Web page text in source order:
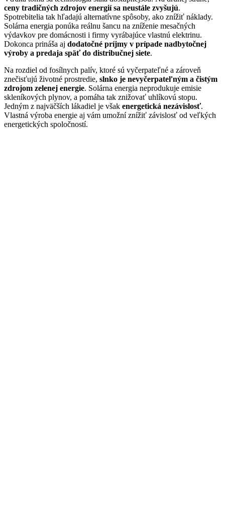
ceny tradičných zdrojov energií sa neustále zvyšujú.
Spotrebitelia tak hľadajú alternatívne spôsoby, ako znížiť náklady.
Solárna energia ponúka reálnu šancu na zníženie mesačných
výdavkov pre domácnosti i firmy vyrábajúce vlastnú elektrinu.
Dokonca prináša aj dodatočné príjmy v prípade nadbytočnej
výroby a predaja späť do distribučnej siete.
Na rozdiel od fosílnych palív, ktoré sú vyčerpateľné a zároveň
znečisťujú životné prostredie, slnko je nevyčerpateľným a čistým
zdrojom zelenej energie. Solárna energia neprodukuje emisie
skleníkových plynov, a pomáha tak znižovať uhlíkovú stopu.
Jedným z najväčších lákadiel je však energetická nezávislosť.
Vlastná výroba energie aj vám umožní znížiť závislosť od veľkých
energetických spoločností.